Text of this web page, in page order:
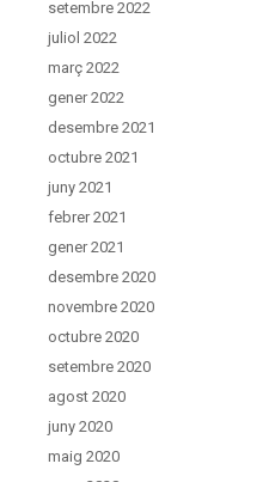
setembre 2022
juliol 2022
març 2022
gener 2022
desembre 2021
octubre 2021
juny 2021
febrer 2021
gener 2021
desembre 2020
novembre 2020
octubre 2020
setembre 2020
agost 2020
juny 2020
maig 2020